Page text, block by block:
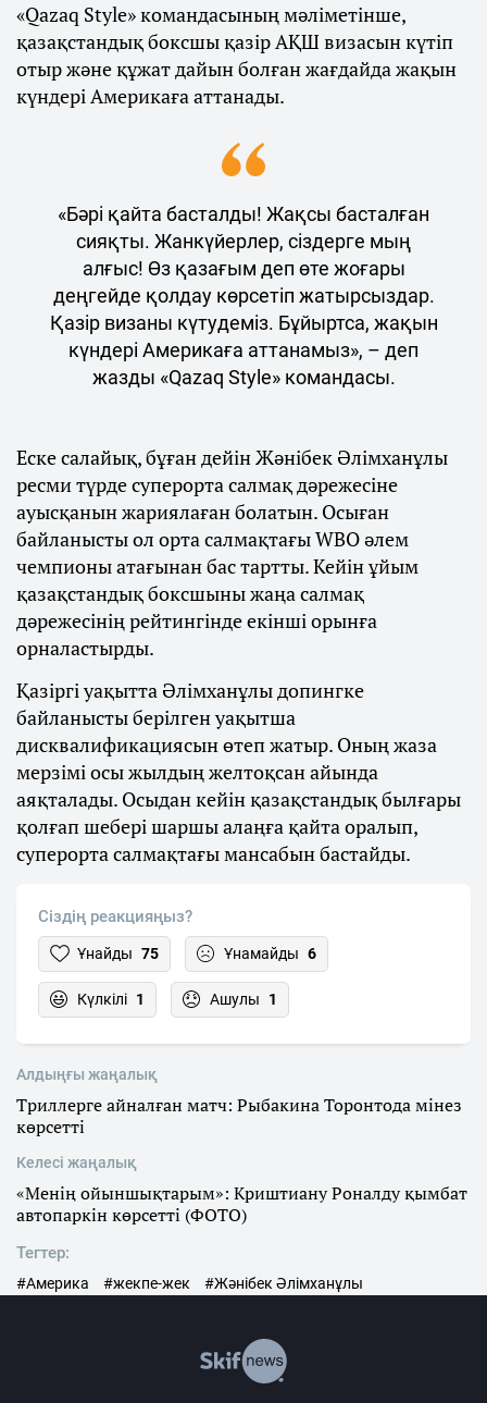
«Qazaq Style» командасының мәліметінше,
қазақстандық боксшы қазір АҚШ визасын күтіп
отыр және құжат дайын болған жағдайда жақын
күндері Америкаға аттанады.
«Бәрі қайта басталды! Жақсы басталған
сияқты. Жанкүйерлер, сіздерге мың
алғыс! Өз қазағым деп өте жоғары
деңгейде қолдау көрсетіп жатырсыздар.
Қазір визаны күтудеміз. Бұйыртса, жақын
күндері Америкаға аттанамыз», – деп
жазды «Qazaq Style» командасы.
Еске салайық, бұған дейін Жәнібек Әлімханұлы
ресми түрде суперорта салмақ дәрежесіне
ауысқанын жариялаған болатын. Осыған
байланысты ол орта салмақтағы WBO әлем
чемпионы атағынан бас тартты. Кейін ұйым
қазақстандық боксшыны жаңа салмақ
дәрежесінің рейтингінде екінші орынға
орналастырды.
Қазіргі уақытта Әлімханұлы допингке
байланысты берілген уақытша
дисквалификациясын өтеп жатыр. Оның жаза
мерзімі осы жылдың желтоқсан айында
аяқталады. Осыдан кейін қазақстандық былғары
қолғап шебері шаршы алаңға қайта оралып,
суперорта салмақтағы мансабын бастайды.
Сіздің реакцияңыз?
Ұнайды 75 Ұнамайды 6
Күлкілі 1 Ашулы 1
Алдыңғы жаңалық
Триллерге айналған матч: Рыбакина Торонтода мінез
көрсетті
Келесі жаңалық
«Менің ойыншықтарым»: Криштиану Роналду қымбат
автопаркін көрсетті (ФОТО)
Тегтер:
#Америка #жекпе-жек #Жәнібек Әлімханұлы